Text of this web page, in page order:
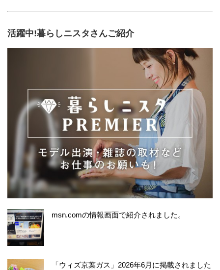
活躍中!暮らしニスタさんご紹介
msn.comの情報画面で紹介されました。
「ウィズ京葉ガス」2026年6月に掲載されました